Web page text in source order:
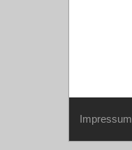
Impressum